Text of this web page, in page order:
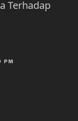
Terhadap
PM